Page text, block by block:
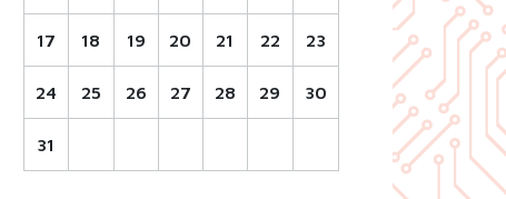
Veda netradične
17 18 19 20 21 22 23
24 25 26 27 28 29 30
31